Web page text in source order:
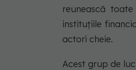
reunească
instituțiile
actori cheie.
Acest grup de